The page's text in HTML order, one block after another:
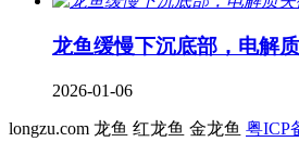
龙鱼缓慢下沉底部，电解
2026-01-06
longzu.com 龙鱼 红龙鱼 金龙鱼 粤ICP